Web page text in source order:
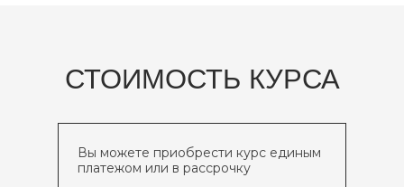
СТОИМОСТЬ КУРСА
Вы можете приобрести курс единым
платежом или в рассрочку